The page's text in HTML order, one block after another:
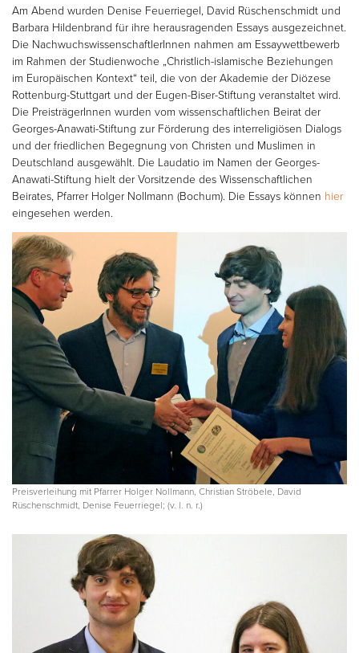
Am Abend wurden Denise Feuerriegel, David Rüschenschmidt und
Barbara Hildenbrand für ihre herausragenden Essays ausgezeichnet.
Die NachwuchswissenschaftlerInnen nahmen am Essaywettbewerb
im Rahmen der Studienwoche „Christlich-islamische Beziehungen
im Europäischen Kontext“ teil, die von der Akademie der Diözese
Rottenburg-Stuttgart und der Eugen-Biser-Stiftung veranstaltet wird.
Die PreisträgerInnen wurden vom wissenschaftlichen Beirat der
Georges-Anawati-Stiftung zur Förderung des interreligiösen Dialogs
und der friedlichen Begegnung von Christen und Muslimen in
Deutschland ausgewählt. Die Laudatio im Namen der Georges-
Anawati-Stiftung hielt der Vorsitzende des Wissenschaftlichen
Beirates, Pfarrer Holger Nollmann (Bochum). Die Essays können hier
eingesehen werden.
Preisverleihung mit Pfarrer Holger Nollmann, Christian Ströbele, David
Rüschenschmidt, Denise Feuerriegel; (v. l. n. r.)